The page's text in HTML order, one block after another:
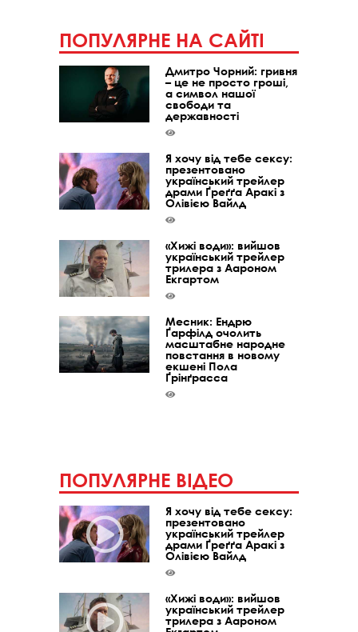
ПОПУЛЯРНЕ НА САЙТІ
Дмитро Чорний: гривня
– це не просто гроші,
а символ нашої
свободи та
державності
Я хочу від тебе сексу:
презентовано
український трейлер
драми Ґреґґа Аракі з
Олівією Вайлд
«Хижі води»: вийшов
український трейлер
трилера з Аароном
Екгартом
Месник: Ендрю
Ґарфілд очолить
масштабне народне
повстання в новому
екшені Пола
Ґрінґрасса
ПОПУЛЯРНЕ ВІДЕО
Я хочу від тебе сексу:
презентовано
український трейлер
драми Ґреґґа Аракі з
Олівією Вайлд
«Хижі води»: вийшов
український трейлер
трилера з Аароном